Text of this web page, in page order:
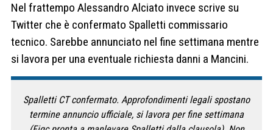
Nel frattempo Alessandro Alciato invece scrive su
Twitter che è confermato Spalletti commissario
tecnico. Sarebbe annunciato nel fine settimana mentre
si lavora per una eventuale richiesta danni a Mancini.
Spalletti CT confermato. Approfondimenti legali spostano
termine annuncio ufficiale, si lavora per fine settimana